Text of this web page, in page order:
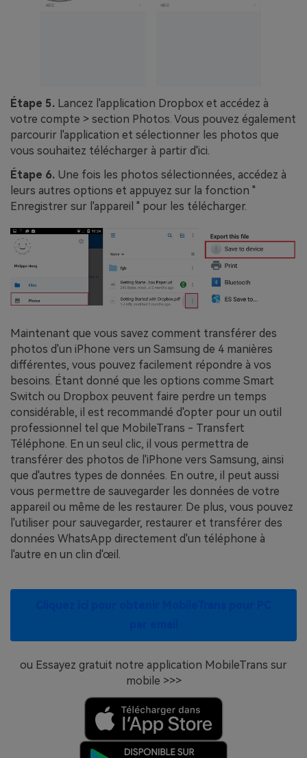
Étape 5. Lancez l'application Dropbox et accédez à
votre compte > section Photos. Vous pouvez également
parcourir l'application et sélectionner les photos que
vous souhaitez télécharger à partir d'ici.
Étape 6. Une fois les photos sélectionnées, accédez à
leurs autres options et appuyez sur la fonction "
Enregistrer sur l'appareil " pour les télécharger.
Maintenant que vous savez comment transférer des
photos d'un iPhone vers un Samsung de 4 manières
différentes, vous pouvez facilement répondre à vos
besoins. Étant donné que les options comme Smart
Switch ou Dropbox peuvent faire perdre un temps
considérable, il est recommandé d'opter pour un outil
professionnel tel que MobileTrans - Transfert
Téléphone. En un seul clic, il vous permettra de
transférer des photos de l'iPhone vers Samsung, ainsi
que d'autres types de données. En outre, il peut aussi
vous permettre de sauvegarder les données de votre
appareil ou même de les restaurer. De plus, vous pouvez
l'utiliser pour sauvegarder, restaurer et transférer des
données WhatsApp directement d'un téléphone à
l'autre en un clin d'œil.
ou Essayez gratuit notre application MobileTrans sur
mobile >>>